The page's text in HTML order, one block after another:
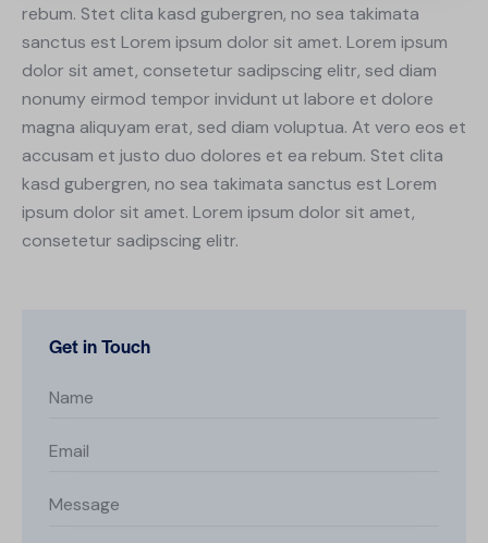
rebum. Stet clita kasd gubergren, no sea takimata
sanctus est Lorem ipsum dolor sit amet. Lorem ipsum
dolor sit amet, consetetur sadipscing elitr, sed diam
nonumy eirmod tempor invidunt ut labore et dolore
magna aliquyam erat, sed diam voluptua. At vero eos et
accusam et justo duo dolores et ea rebum. Stet clita
kasd gubergren, no sea takimata sanctus est Lorem
ipsum dolor sit amet. Lorem ipsum dolor sit amet,
consetetur sadipscing elitr.
Get in Touch